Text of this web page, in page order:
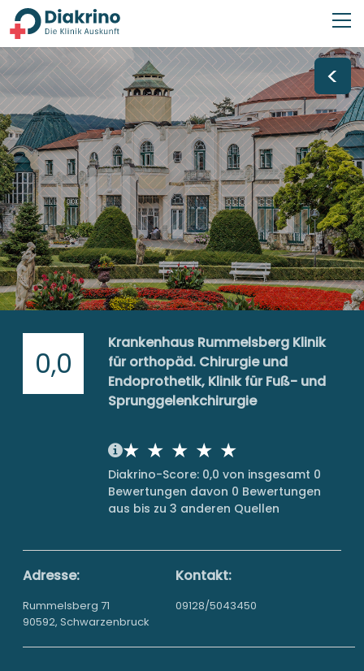
<
0,0
Krankenhaus Rummelsberg Klinik
für orthopäd. Chirurgie und
Endoprothetik, Klinik für Fuß- und
Sprunggelenkchirurgie
Diakrino-Score: 0,0 von insgesamt 0
Bewertungen davon 0 Bewertungen
aus bis zu 3 anderen Quellen
Adresse:
Rummelsberg 71
90592, Schwarzenbruck
Kontakt:
09128/5043450